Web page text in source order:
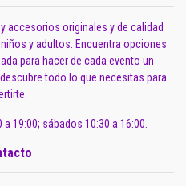
accesorios originales y de calidad
y adultos. Encuentra opciones
para hacer de cada evento un
todo lo que necesitas para
19:00; sábados 10:30 a 16:00.